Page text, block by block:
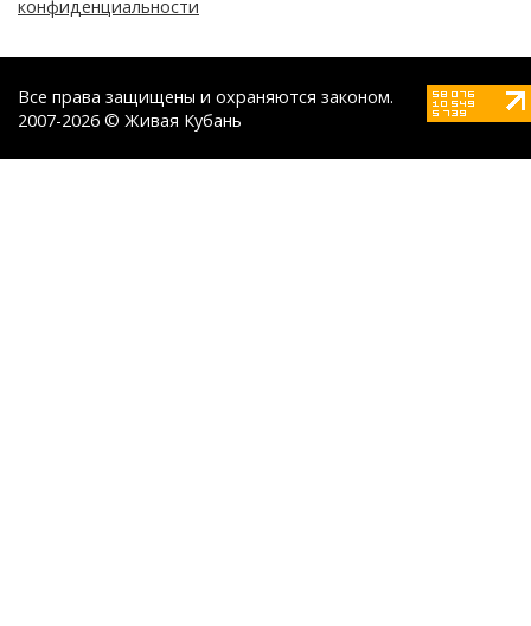
конфиденциальности
Все права защищены и охраняются законом.
2007-2026 © Живая Кубань